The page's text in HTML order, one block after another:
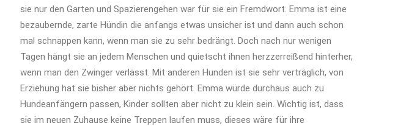
sie nur den Garten und Spazierengehen war für sie ein Fremdwort. Emma ist eine
bezaubernde, zarte Hündin die anfangs etwas unsicher ist und dann auch schon
mal schnappen kann, wenn man sie zu sehr bedrängt. Doch nach nur wenigen
Tagen hängt sie an jedem Menschen und quietscht ihnen herzzerreißend hinterher,
wenn man den Zwinger verlässt. Mit anderen Hunden ist sie sehr verträglich, von
Erziehung hat sie bisher aber nichts gehört. Emma würde durchaus auch zu
Hundeanfängern passen, Kinder sollten aber nicht zu klein sein. Wichtig ist, dass
sie im neuen Zuhause keine Treppen laufen muss, dieses wäre für ihre